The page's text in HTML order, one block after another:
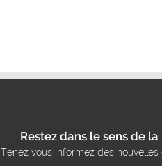
Restez dans le sens de la
Tenez vous informez des nouvelles